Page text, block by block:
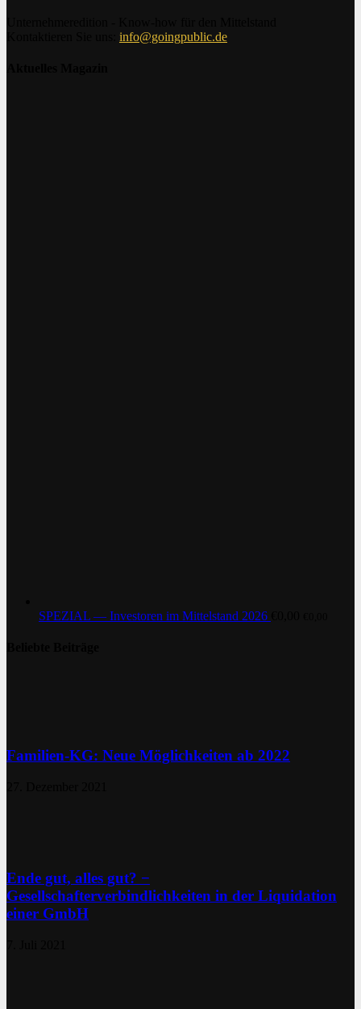
info@goingpublic.de
SPEZIAL — Investoren im Mittelstand 2026
Familien-KG: Neue Möglichkeiten ab 2022
Ende gut, alles gut? −
Gesellschafterverbindlichkeiten in der Liquidation
einer GmbH